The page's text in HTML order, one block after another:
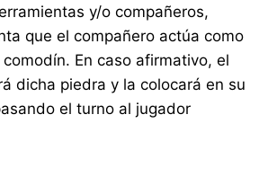
y/o compañeros,
que el compañero actúa como
En caso afirmativo, el
dicha piedra y la colocará en su
el turno al jugador